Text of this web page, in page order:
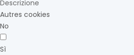
Descrizione
Autres cookies
No
Sì